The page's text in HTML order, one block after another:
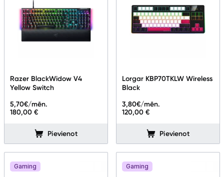
Razer BlackWidow V4
Yellow Switch
180,00 €
5,70€/mēn.
Pievienot
Lorgar KBP70TKLW Wireless
Black
120,00 €
3,80€/mēn.
Pievienot
Gaming Gaming